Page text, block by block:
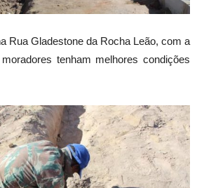
Rua Gladestone da Rocha Leão, com a
tenham melhores condições